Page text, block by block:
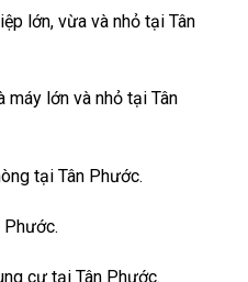
lớn, vừa và nhỏ tại Tân
máy lớn và nhỏ tại Tân
tại Tân Phước.
Phước.
cư tại Tân Phước.